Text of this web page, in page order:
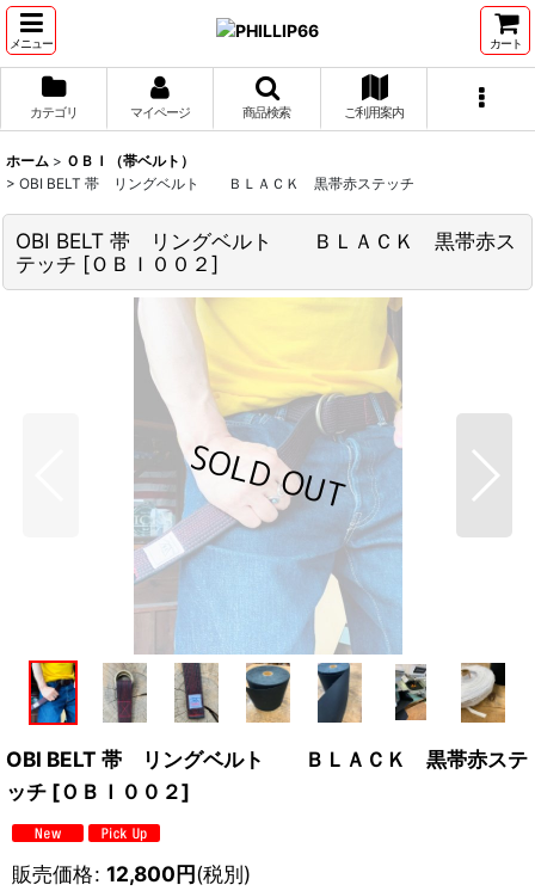
メニュー カート
カテゴリ マイページ 商品検索 ご利用案内
ホーム > ＯＢＩ（帯ベルト）
> OBI BELT 帯 リングベルト ＢＬＡＣＫ 黒帯赤ステッチ
OBI BELT 帯 リングベルト ＢＬＡＣＫ 黒帯赤ス
テッチ [ＯＢＩ００２]
OBI BELT 帯 リングベルト ＢＬＡＣＫ 黒帯赤ステ
ッチ [ＯＢＩ００２]
販売価格: 12,800円(税別)